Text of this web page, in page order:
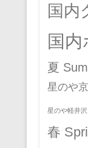
国内
国
夏
星のや
星のや軽井沢
春